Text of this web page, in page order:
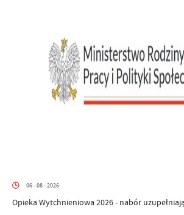
06 - 08 - 2026
Opieka Wytchnieniowa 2026 - nabór